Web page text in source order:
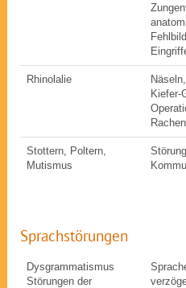
Rhinolalie
Kiefer-
Stottern, Poltern,
Mutismus
Sprachstörungen
Dysgrammatismus
Störungen der